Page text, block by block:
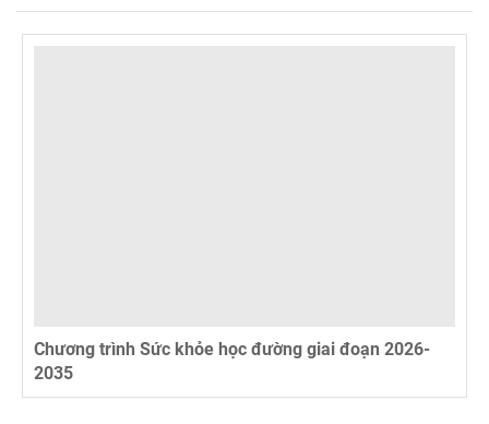
Chương trình Sức khỏe học đường giai đoạn 2026-
2035